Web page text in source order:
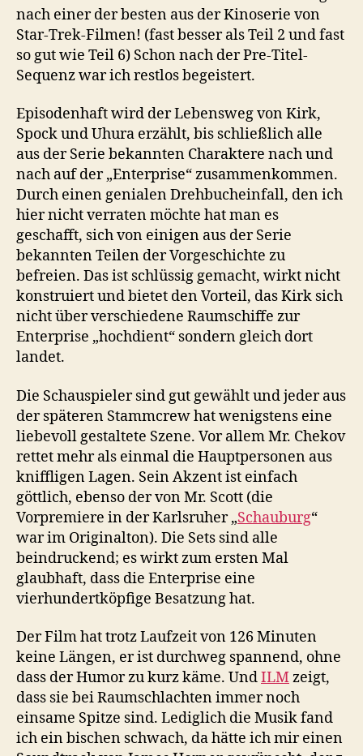
nach einer der besten aus der Kinoserie von
Star-Trek-Filmen! (fast besser als Teil 2 und fast
so gut wie Teil 6) Schon nach der Pre-Titel-
Sequenz war ich restlos begeistert.
Episodenhaft wird der Lebensweg von Kirk,
Spock und Uhura erzählt, bis schließlich alle
aus der Serie bekannten Charaktere nach und
nach auf der „Enterprise“ zusammenkommen.
Durch einen genialen Drehbucheinfall, den ich
hier nicht verraten möchte hat man es
geschafft, sich von einigen aus der Serie
bekannten Teilen der Vorgeschichte zu
befreien. Das ist schlüssig gemacht, wirkt nicht
konstruiert und bietet den Vorteil, das Kirk sich
nicht über verschiedene Raumschiffe zur
Enterprise „hochdient“ sondern gleich dort
landet.
Die Schauspieler sind gut gewählt und jeder aus
der späteren Stammcrew hat wenigstens eine
liebevoll gestaltete Szene. Vor allem Mr. Chekov
rettet mehr als einmal die Hauptpersonen aus
kniffligen Lagen. Sein Akzent ist einfach
göttlich, ebenso der von Mr. Scott (die
Vorpremiere in der Karlsruher „Schauburg“
war im Originalton). Die Sets sind alle
beindruckend; es wirkt zum ersten Mal
glaubhaft, dass die Enterprise eine
vierhundertköpfige Besatzung hat.
Der Film hat trotz Laufzeit von 126 Minuten
keine Längen, er ist durchweg spannend, ohne
dass der Humor zu kurz käme. UndILMzeigt,
dass sie bei Raumschlachten immer noch
einsame Spitze sind. Lediglich die Musik fand
ich ein bischen schwach, da hätte ich mir einen